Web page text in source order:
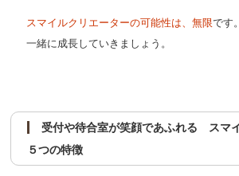
スマイルクリエーターの可能性は、無限です。
一緒に成長していきましょう。
受付や待合室が笑顔であふれる スマイルクリエーター
５つの特徴